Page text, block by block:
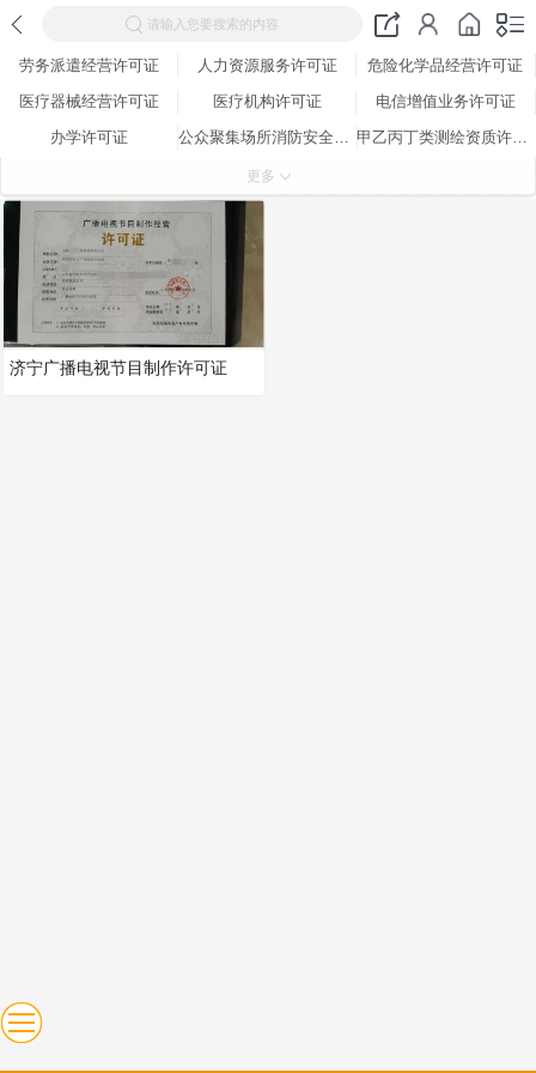
请输入您要搜索的内容
劳务派遣经营许可证 人力资源服务许可证
危险化学品经营许可证
医疗器械经营许可证
医疗机构许可证
电信增值业务许可证
办学许可证
公众聚集场所消防安全检查合格证
甲乙丙丁类测绘资质许可证
营业性演出许可证
道路运输许可证
出版物经营许可证
特种设备生产许可证
更多
济宁广播电视节目制作许可证